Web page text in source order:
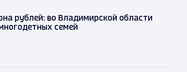
рублей: во Владимирской области
семей